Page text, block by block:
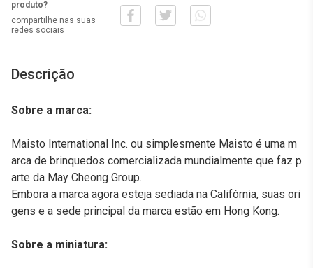
produto?
compartilhe nas suas
redes sociais
Descrição
Sobre a marca:
Maisto International Inc. ou simplesmente Maisto é uma m
arca de brinquedos comercializada mundialmente que faz p
arte da May Cheong Group.
Embora a marca agora esteja sediada na Califórnia, suas ori
gens e a sede principal da marca estão em Hong Kong.
Sobre a miniatura: